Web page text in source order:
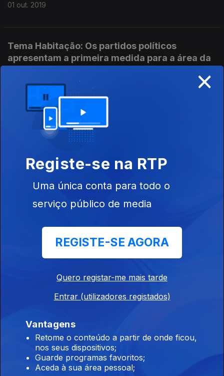
01 out. 2019
Tema Habitação: Os partidos políticos
apresentam a primeira medida para a área da
Malheiros analisa.
30 set. 2019
Tema Emprego e Pensões: Os partidos
área do emprego e pensões. O professor
Amílcar Moreira, do Instituto de Ciências
Sociais da Universidade de Lisboa, analisa.
27 set. 2019
Tema: Educação. Os partidos políticos
Conselho das Escolas, analisa.
Tema: Economia. Os partidos políticos
apresentam a Primeira Medida para a área da
economia. O professor José Reis analisa.
25 set. 2019
×
Registe-se na RTP
Uma única conta para todo o
serviço público de media
REGISTE-SE AGORA
Quero registar-me mais tarde
Entrar (utilizadores registados)
Vantagens
Retome o conteúdo a partir de onde ficou,
nos seus dispositivos;
Guarde programas favoritos;
Aceda à sua área pessoal;